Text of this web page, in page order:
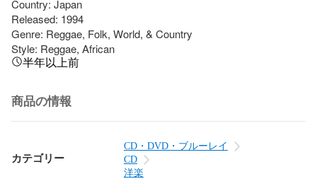
Country: Japan
Released: 1994
Genre: Reggae, Folk, World, & Country
Style: Reggae, African
半年以上前
商品の情報
カテゴリー
CD・DVD・ブルーレイ
CD
洋楽